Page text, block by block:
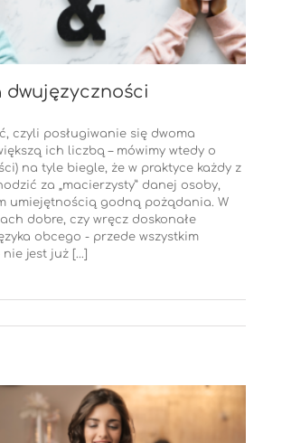
dwujęzyczności
czyli posługiwanie się dwoma
ich liczbą – mówimy wtedy o
na tyle biegle, że w praktyce każdy z
za „macierzysty” danej osoby,
umiejętnością godną pożądania. W
dobre, czy wręcz doskonałe
obcego - przede wszystkim
jest już [...]